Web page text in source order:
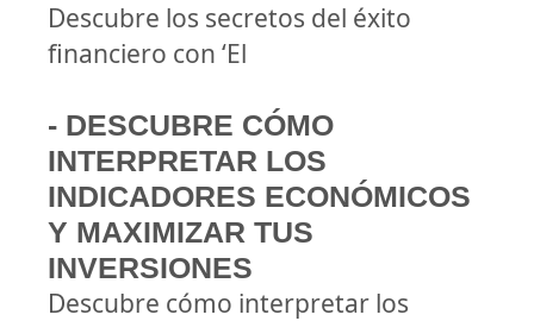
Descubre los secretos del éxito
financiero con ‘El
- DESCUBRE CÓMO
INTERPRETAR LOS
INDICADORES ECONÓMICOS
Y MAXIMIZAR TUS
INVERSIONES
Descubre cómo interpretar los